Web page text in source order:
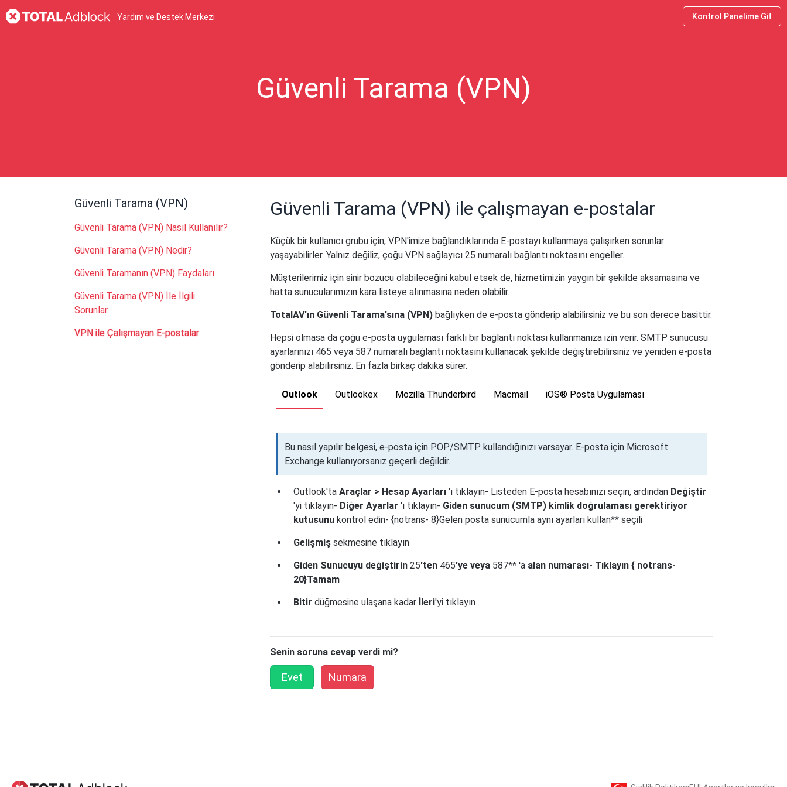
Yardım ve Destek Merkezi Kontrol Panelime Git
Güvenli Tarama (VPN)
Güvenli Tarama (VPN)
Güvenli Tarama (VPN) Nasıl Kullanılır?
Güvenli Tarama (VPN) Nedir?
Güvenli Taramanın (VPN) Faydaları
Güvenli Tarama (VPN) İle İlgili
Sorunlar
VPN ile Çalışmayan E-postalar
Güvenli Tarama (VPN) ile çalışmayan e-postalar
Küçük bir kullanıcı grubu için, VPN'imize bağlandıklarında E-postayı kullanmaya çalışırken sorunlar
yaşayabilirler. Yalnız değiliz, çoğu VPN sağlayıcı 25 numaralı bağlantı noktasını engeller.
Müşterilerimiz için sinir bozucu olabileceğini kabul etsek de, hizmetimizin yaygın bir şekilde aksamasına ve
hatta sunucularımızın kara listeye alınmasına neden olabilir.
TotalAV'ın Güvenli Tarama'sına (VPN) bağlıyken de e-posta gönderip alabilirsiniz ve bu son derece basittir.
Hepsi olmasa da çoğu e-posta uygulaması farklı bir bağlantı noktası kullanmanıza izin verir. SMTP sunucusu
ayarlarınızı 465 veya 587 numaralı bağlantı noktasını kullanacak şekilde değiştirebilirsiniz ve yeniden e-posta
gönderip alabilirsiniz. En fazla birkaç dakika sürer.
Outlook Outlookex Mozilla Thunderbird Macmail iOS® Posta Uygulaması
Bu nasıl yapılır belgesi, e-posta için POP/SMTP kullandığınızı varsayar. E-posta için Microsoft
Exchange kullanıyorsanız geçerli değildir.
Outlook'taAraçlar > Hesap Ayarları 'ı tıklayın- Listeden E-posta hesabınızı seçin, ardından Değiştir
'yi tıklayın- Diğer Ayarlar 'ı tıklayın- Giden sunucum (SMTP) kimlik doğrulaması gerektiriyor
kutusunu kontrol edin- {notrans- 8}Gelen posta sunucumla aynı ayarları kullan** seçili
Gelişmiş sekmesine tıklayın
Giden Sunucuyu değiştirin25'ten 465'ye veya 587** 'a alan numarası- Tıklayın { notrans-
20}Tamam
Bitir düğmesine ulaşana kadar İleri'yi tıklayın
Senin soruna cevap verdi mi?
Evet Numara